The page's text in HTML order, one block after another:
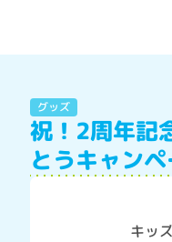
グッズ
祝！2周年記
とうキャンペ
キッ